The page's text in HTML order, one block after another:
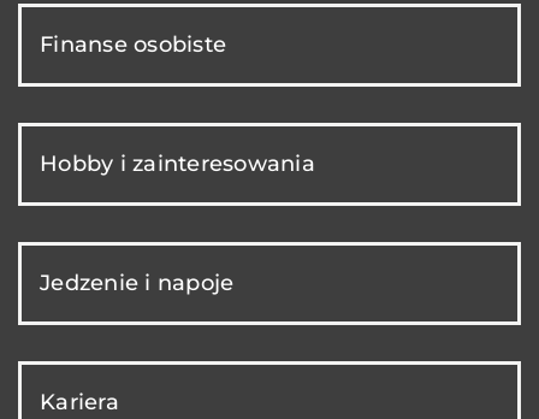
Finanse osobiste
Hobby i zainteresowania
Jedzenie i napoje
Kariera